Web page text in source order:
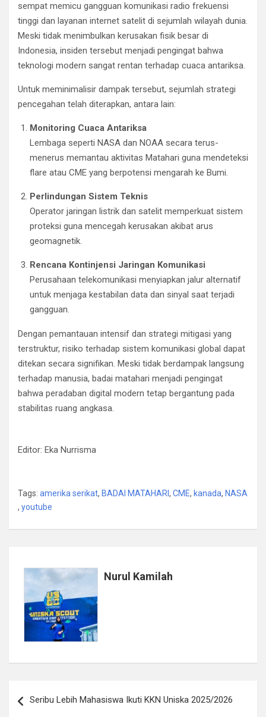
sempat memicu gangguan komunikasi radio frekuensi
tinggi dan layanan internet satelit di sejumlah wilayah dunia.
Meski tidak menimbulkan kerusakan fisik besar di
Indonesia, insiden tersebut menjadi pengingat bahwa
teknologi modern sangat rentan terhadap cuaca antariksa.
Untuk meminimalisir dampak tersebut, sejumlah strategi
pencegahan telah diterapkan, antara lain:
Monitoring Cuaca Antariksa
Lembaga seperti NASA dan NOAA secara terus-
menerus memantau aktivitas Matahari guna mendeteksi
flare atau CME yang berpotensi mengarah ke Bumi.
Perlindungan Sistem Teknis
Operator jaringan listrik dan satelit memperkuat sistem
proteksi guna mencegah kerusakan akibat arus
geomagnetik.
Rencana Kontinjensi Jaringan Komunikasi
Perusahaan telekomunikasi menyiapkan jalur alternatif
untuk menjaga kestabilan data dan sinyal saat terjadi
gangguan.
Dengan pemantauan intensif dan strategi mitigasi yang
terstruktur, risiko terhadap sistem komunikasi global dapat
ditekan secara signifikan. Meski tidak berdampak langsung
terhadap manusia, badai matahari menjadi pengingat
bahwa peradaban digital modern tetap bergantung pada
stabilitas ruang angkasa.
Editor: Eka Nurrisma
Tags: amerika serikat, BADAI MATAHARI , CME, kanada, NASA
, youtube
Nurul Kamilah
posSeribu Lebih Mahasiswa Ikuti KKN Uniska 2025/2026